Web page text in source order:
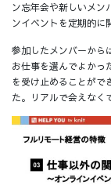
ン忘年会や新しいメン
ンイベントを定期的に
参加したメンバーから
お仕事を選んでよかっ
を受け止めることがで
た。リアルで会えなく